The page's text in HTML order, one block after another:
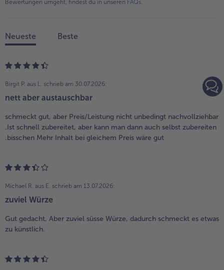
Bewertungen umgeht, findest du in unseren FAQs.
Neueste Beste
Birgit P. aus L. schrieb am 30.07.2026:
nett aber austauschbar
schmeckt gut, aber Preis/Leistung nicht unbedingt nachvollziehbar
.Ist schnell zubereitet, aber kann man dann auch selbst zubereiten
.bisschen Mehr Inhalt bei gleichem Preis wäre gut
Michael R. aus E. schrieb am 13.07.2026:
zuviel Würze
Gut gedacht, Aber zuviel süsse Würze, dadurch schmeckt es etwas
zu künstlich.